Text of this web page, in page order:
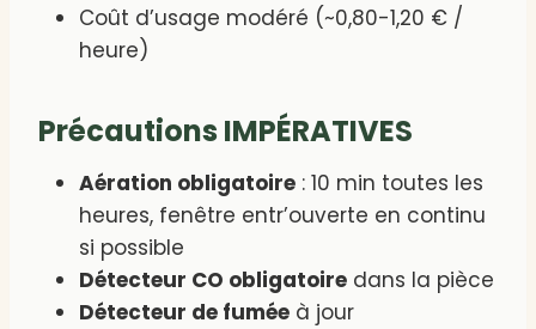
Coût d’usage modéré (~0,80-1,20 € /
heure)
Précautions IMPÉRATIVES
Aération obligatoire : 10 min toutes les
heures, fenêtre entr’ouverte en continu
si possible
Détecteur CO obligatoire dans la pièce
Détecteur de fumée à jour